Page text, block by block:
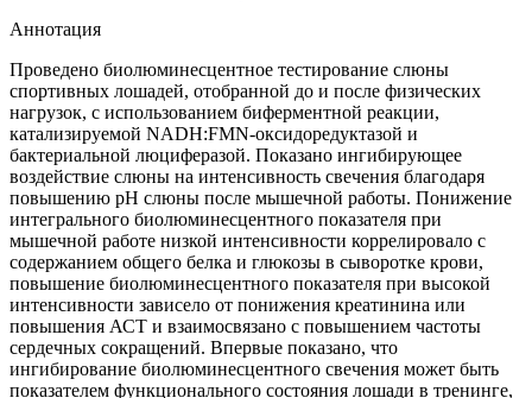
Аннотация
Проведено биолюминесцентное тестирование слюны
спортивных лошадей, отобранной до и после физических
нагрузок, с использованием биферментной реакции,
катализируемой NADH:FMN-оксидоредуктазой и
бактериальной люциферазой. Показано ингибирующее
воздействие слюны на интенсивность свечения благодаря
повышению рН слюны после мышечной работы. Понижение
интегрального биолюминесцентного показателя при
мышечной работе низкой интенсивности коррелировало с
содержанием общего белка и глюкозы в сыворотке крови,
повышение биолюминесцентного показателя при высокой
интенсивности зависело от понижения креатинина или
повышения АСТ и взаимосвязано с повышением частоты
сердечных сокращений. Впервые показано, что
ингибирование биолюминесцентного свечения может быть
показателем функционального состояния лошади в тренинге,